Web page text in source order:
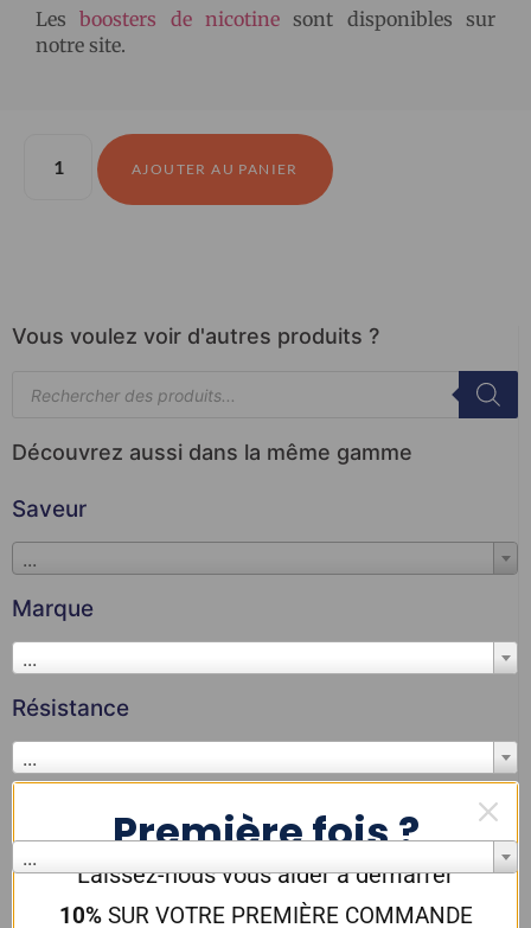
Lesboosters de nicotine sont disponibles sur
notre site.
AJOUTER AU PANIER
Vous voulez voir d'autres produits ?
Découvrez aussi dans la même gamme
Saveur
...
Marque
...
Résistance
...
... Première fois ?
Laissez-nous vous aider à démarrer
10%SUR VOTRE PREMIÈRE COMMANDE